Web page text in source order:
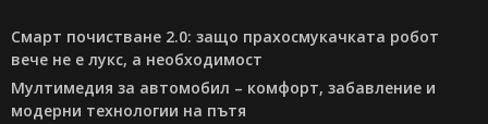
Смарт почистване 2.0: защо прахосмукачката робот
вече не е лукс, а необходимост
Мултимедия за автомобил – комфорт, забавление и
модерни технологии на пътя